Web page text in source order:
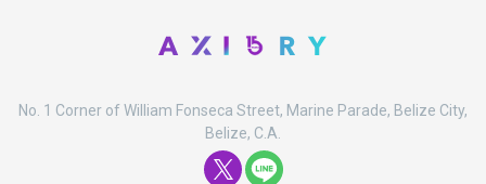
No. 1 Corner of William Fonseca Street, Marine Parade, Belize City,
Belize, C.A.